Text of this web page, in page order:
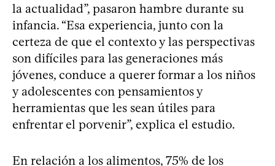
la actualidad”, pasaron hambre durante su
infancia. “Esa experiencia, junto con la
certeza de que el contexto y las perspectivas
son difíciles para las generaciones más
jóvenes, conduce a querer formar a los niños
y adolescentes con pensamientos y
herramientas que les sean útiles para
enfrentar el porvenir”, explica el estudio.
En relación a los alimentos, 75% de los